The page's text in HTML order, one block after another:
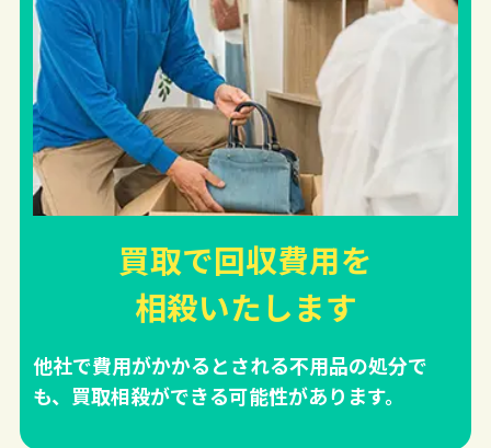
買取で回収費用を
相殺いたします
他社で費用がかかるとされる不用品の処分で
も、買取相殺ができる可能性があります。